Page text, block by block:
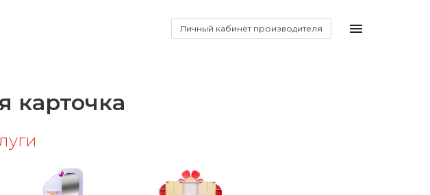
Личный кабинет производителя
карточка